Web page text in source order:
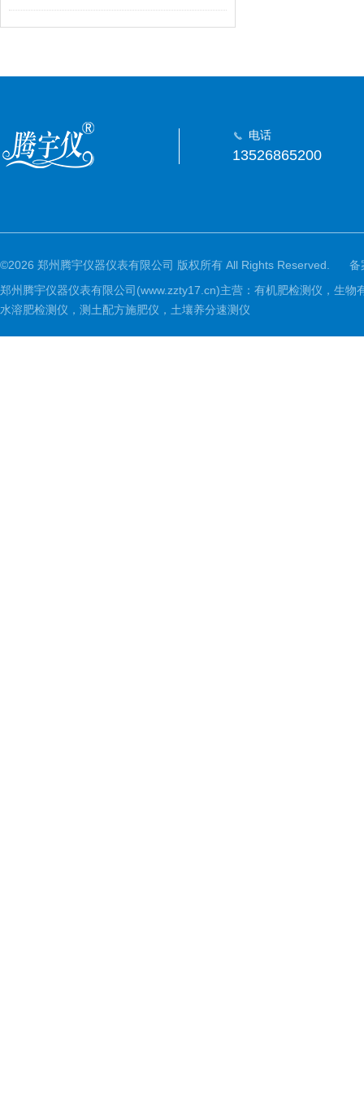
电话
13526865200
©2026 郑州腾宇仪器仪表有限公司 版权所有 All Rights Reserved.
备
郑州腾宇仪器仪表有限公司(www.zzty17.cn)主营：有机肥检测仪，生
水溶肥检测仪，测土配方施肥仪，土壤养分速测仪